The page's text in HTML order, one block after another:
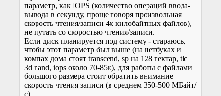
параметр, как IOPS (количество операций ввода-
вывода в секунду, проще говоря произвольная
скорость чтения/записи 4х килобайтных файлов),
не путать со скоростью чтения/записи.
Если диск планируется под систему - стараюсь,
чтобы этот параметр был выше (на нетбуках и
компах дома стоят transcend, sp на 128 гектар, tlc
3d nand, iops около 70-85к), для работы с файлами
большого размера стоит обратить внимание
скорость чтения записи (в среднем 350-500 МБайт/
с).